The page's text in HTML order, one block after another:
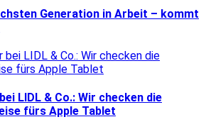
Generation in Arbeit – kommt
LIDL & Co.: Wir checken die
fürs Apple Tablet